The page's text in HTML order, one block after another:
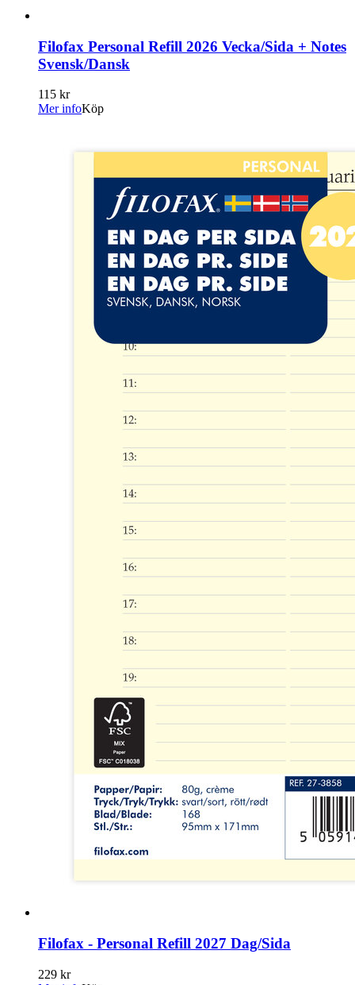
Filofax Personal Refill 2026 Vecka/Sida + Notes
Svensk/Dansk
115 kr
Mer infoKöp
Filofax - Personal Refill 2027 Dag/Sida
229 kr